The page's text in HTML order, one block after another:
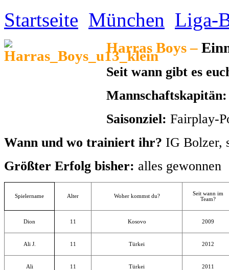
Startseite München Liga-
Harras Boys –
Seit wann gibt es
Saisonziel: Fairplay-
Wann und wo trainiert ihr? IG Bolzer,
Größter Erfolg bisher: alles gewonnen
Spielername Alter Woher kommst du?
Seit wann im
Team?
Dion 11 Kosovo 2009
Ali J. 11 Türkei 2012
Ali 11 Türkei 2011